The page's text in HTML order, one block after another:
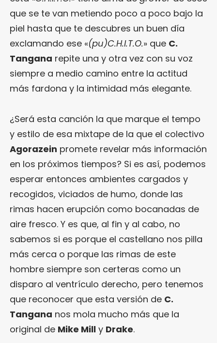
que se te van metiendo poco a poco bajo la
piel hasta que te descubres un buen día
exclamando ese «(pu)C.H.I.T.O.» que C.
Tangana repite una y otra vez con su voz
siempre a medio camino entre la actitud
más fardona y la intimidad más elegante.
¿Será esta canción la que marque el tempo
y estilo de esa mixtape de la que el colectivo
Agorazein promete revelar más información
en los próximos tiempos? Si es así, podemos
esperar entonces ambientes cargados y
recogidos, viciados de humo, donde las
rimas hacen erupción como bocanadas de
aire fresco. Y es que, al fin y al cabo, no
sabemos si es porque el castellano nos pilla
más cerca o porque las rimas de este
hombre siempre son certeras como un
disparo al ventrículo derecho, pero tenemos
que reconocer que esta versión de C.
Tangana nos mola mucho más que la
original de Mike Mill y Drake.